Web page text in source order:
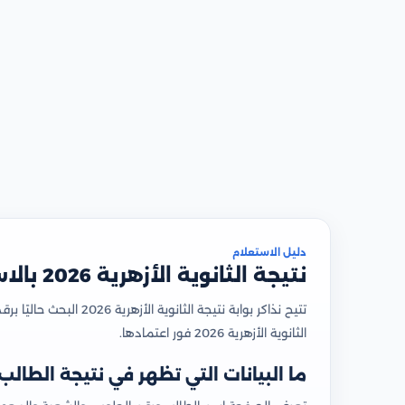
دليل الاستعلام
نتيجة الثانوية الأزهرية 2026 بالاسم ورقم الجلوس
الثانوية الأزهرية 2026 فور اعتمادها.
ما البيانات التي تظهر في نتيجة